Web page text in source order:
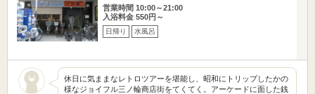
営業時間 10:00～21:00
入浴料金 550円～
日帰り 水風呂
休日に気ままなレトロツアーを堪能し、昭和にトリップしたかの
様なジョイフル三ノ輪商店街をてくてく。アーケードに面した銭